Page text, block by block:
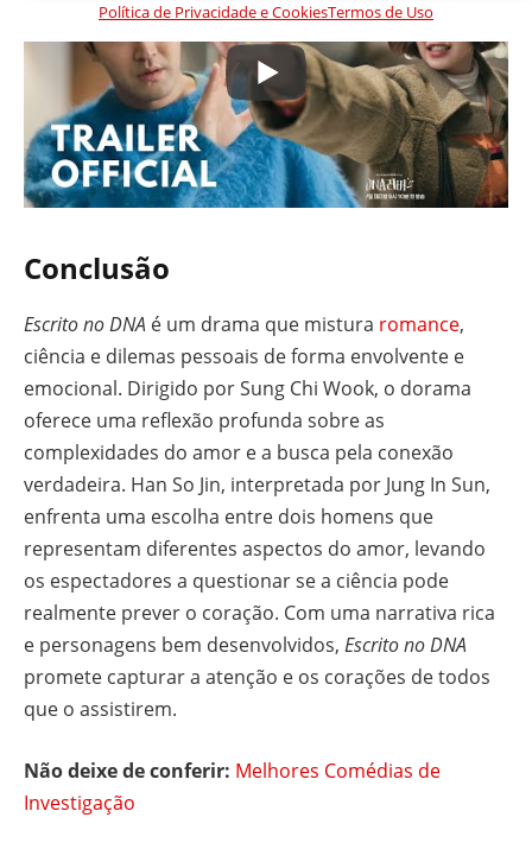
Política de Privacidade e CookiesTermos de Uso
Conclusão
Escrito no DNA é um drama que mistura romance,
ciência e dilemas pessoais de forma envolvente e
emocional. Dirigido por Sung Chi Wook, o dorama
oferece uma reflexão profunda sobre as
complexidades do amor e a busca pela conexão
verdadeira. Han So Jin, interpretada por Jung In Sun,
enfrenta uma escolha entre dois homens que
representam diferentes aspectos do amor, levando
os espectadores a questionar se a ciência pode
realmente prever o coração. Com uma narrativa rica
e personagens bem desenvolvidos, Escrito no DNA
promete capturar a atenção e os corações de todos
que o assistirem.
Não deixe de conferir: Melhores Comédias de
Investigação